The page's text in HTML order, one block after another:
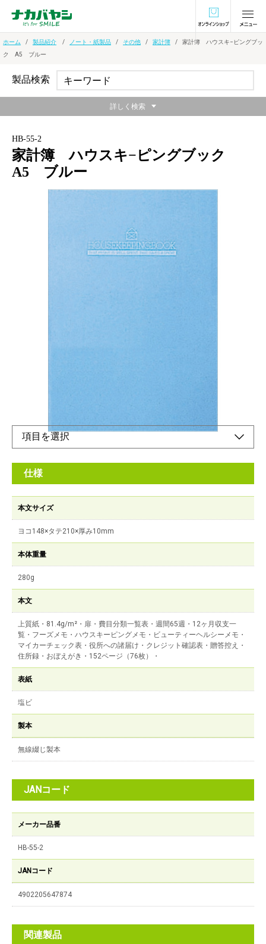
オンラインショ
ホーム 製品紹介 ノート・紙製品 その他 家計簿
家計簿 ハウスキ−ピングブッ
ク A5 ブルー
HB-55-2
家計簿 ハウスキ−ピングブック
A5 ブルー
仕様
本文サイズ
ヨコ148×タテ210×厚み10mm
本体重量
280g
本文
上質紙・81.4g/m²・扉・費目分類一覧表・週間65週・12ヶ月収支一
覧・フーズメモ・ハウスキーピングメモ・ビューティーヘルシーメモ・
マイカーチェック表・役所への諸届け・クレジット確認表・贈答控え・
住所録・おぼえがき・152ページ（76枚）・
表紙
塩ビ
製本
無線綴じ製本
JANコード
メーカー品番
HB-55-2
JANコード
4902205647874
関連製品
製品検索
詳しく検索